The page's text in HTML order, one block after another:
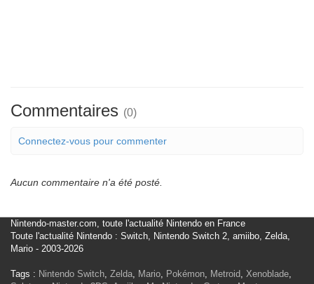
Commentaires (0)
Connectez-vous pour commenter
Aucun commentaire n'a été posté.
Nintendo-master.com, toute l'actualité Nintendo en France
Toute l'actualité Nintendo : Switch, Nintendo Switch 2, amiibo, Zelda,
Mario - 2003-2026
Tags : Nintendo Switch, Zelda, Mario, Pokémon, Metroid, Xenoblade,